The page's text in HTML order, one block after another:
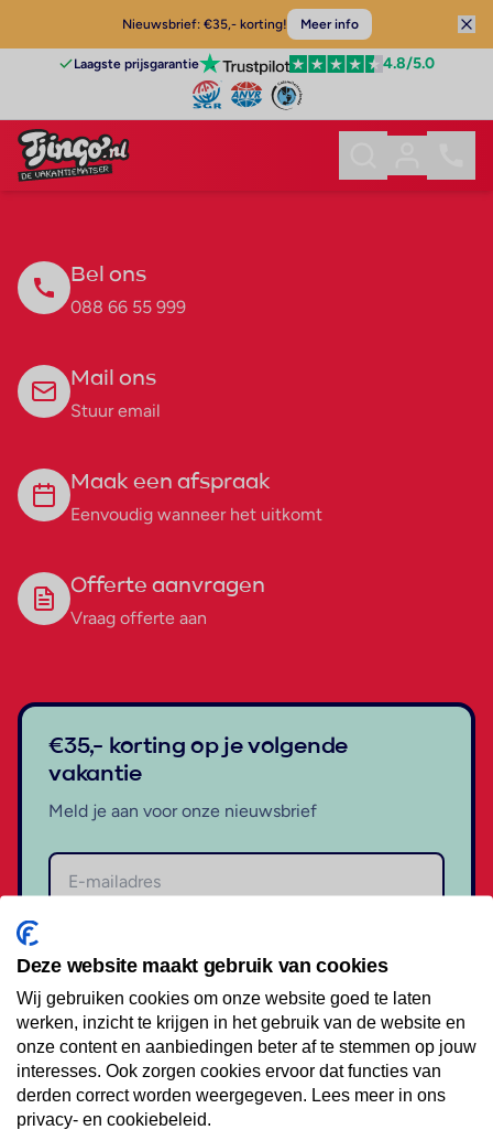
Nieuwsbrief: €35,- korting! Meer info
Laagste prijsgarantie 4.8/5.0
Bel ons
088 66 55 999
Mail ons
Stuur email
Maak een afspraak
Eenvoudig wanneer het uitkomt
Offerte aanvragen
Vraag offerte aan
€35,- korting op je volgende
vakantie
Meld je aan voor onze nieuwsbrief
Volg ons op social media
Deze website maakt gebruik van cookies
Wij gebruiken cookies om onze website goed te laten
werken, inzicht te krijgen in het gebruik van de website en
onze content en aanbiedingen beter af te stemmen op jouw
interesses. Ook zorgen cookies ervoor dat functies van
derden correct worden weergegeven. Lees meer in ons
privacy- en cookiebeleid.